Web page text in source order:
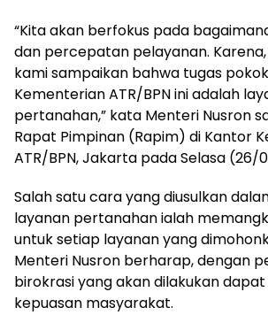
“Kita akan berfokus pada
dan percepatan pelayanan.
kami sampaikan bahwa tugas
Kementerian ATR/BPN ini adalah
pertanahan,” kata Menteri Nusron
Rapat Pimpinan (Rapim) di Kantor
ATR/BPN, Jakarta pada Selasa (26/
Salah satu cara yang diusulkan
layanan pertanahan ialah
untuk setiap layanan yang
Menteri Nusron berharap, dengan
birokrasi yang akan dilakukan
kepuasan masyarakat.